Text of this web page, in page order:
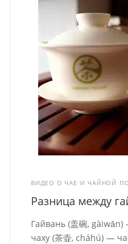
ВИДЕО О ЧАЕ И ЧАЙНОЙ
Разница между
Гайвань (盖碗,
чаху (茶壶, cháhú) —